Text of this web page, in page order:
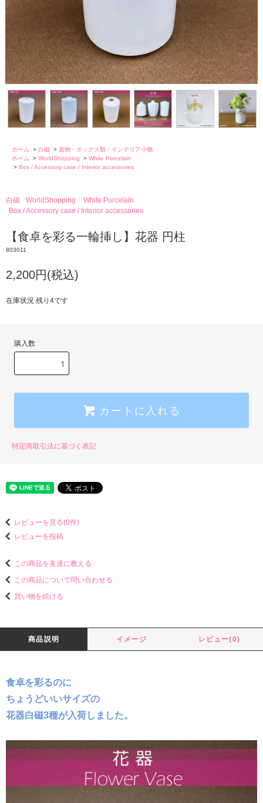
ホーム > 白磁 > 蓋物・ボックス類・インテリア小物
ホーム
> WorldShopping > White Porcelain
> Box / Accessory case / Interior accessories
白磁 WorldShopping
White Porcelain
Box / Accessory case / Interior accessories
【食卓を彩る一輪挿し】花器 円柱
803011
2,200円(税込)
在庫状況 残り4です
購入数
カートに入れる
特定商取引法に基づく表記
レビューを見る(0件)
レビューを投稿
この商品を友達に教える
この商品について問い合わせる
買い物を続ける
商品説明 イメージ レビュー(0)
食卓を彩るのに
ちょうどいいサイズの
花器白磁3種が入荷しました。